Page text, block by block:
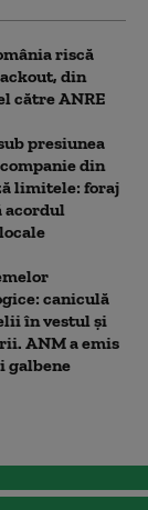
riscă
din
către ANRE
presiunea
din
limitele: foraj
acordul
caniculă
în vestul și
ANM a emis
galbene